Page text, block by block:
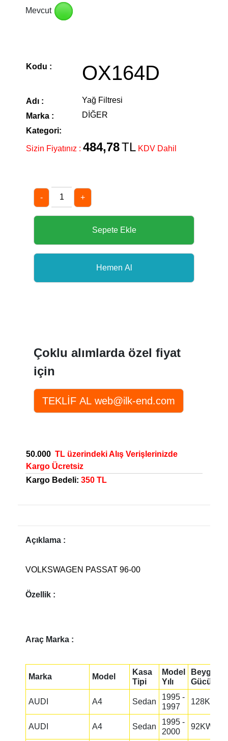
Mevcut
Kodu : OX164D
Adı :
Yağ Filtresi
Marka :
DİĞER
Kategori:
Sizin Fiyatınız : 484,78TL KDV Dahil
- +
Çoklu alımlarda özel fiyat
için
50.000 TL üzerindeki Alış Verişlerinizde
Kargo Ücretsiz
Kargo Bedeli: 350 TL
Açıklama :
VOLKSWAGEN PASSAT 96-00
Özellik :
Araç Marka :
Marka Model
Kasa
Tipi
Model
Yılı
Beygir
Gücü
AUDI A4 Sedan
1995 -
1997
128KW
AUDI A4 Sedan
1995 -
2000
92KW